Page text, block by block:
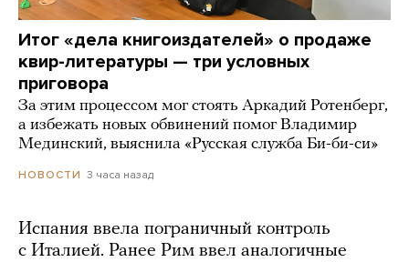
Итог «дела книгоиздателей» о продаже
квир-литературы — три условных
приговора
За этим процессом мог стоять Аркадий Ротенберг,
а избежать новых обвинений помог Владимир
Мединский, выяснила «Русская служба Би-би-си»
НОВОСТИ 3 часа назад
Испания ввела пограничный контроль
с Италией. Ранее Рим ввел аналогичные